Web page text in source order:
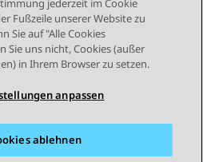
jederzeit im Cookie
Fußzeile unserer Website zu
Sie auf "Alle Cookies
Sie uns nicht, Cookies (außer
in Ihrem Browser zu setzen.
anpassen
ablehnen